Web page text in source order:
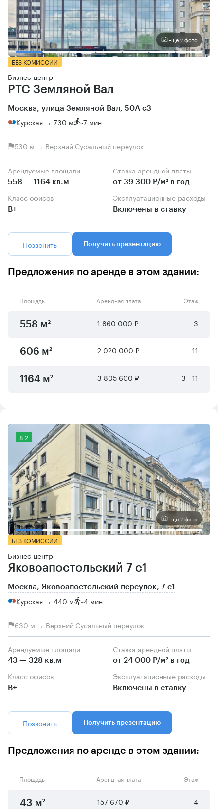
Еще 2 фото
БЕЗ КОМИССИИ
Бизнес-центр
РТС Земляной Вал
Москва, улица Земляной Вал, 50А с3
Курская → 730 м ~7 мин
530 м → Верхний Сусальный переулок
Арендуемые площади
558 — 1164 кв.м
Ставка арендной платы
от 39 300 Р/м² в год
Класс офисов
B+
Эксплуатационные расходы
Включены в ставку
Позвонить Получить презентацию
Предложения по аренде в этом здании:
Площадь Арендная плата Этаж
558 м² 1 860 000 ₽ 3
606 м² 2 020 000 ₽ 11
1164 м² 3 805 600 ₽ 3 - 11
8.2
Еще 2 фото
БЕЗ КОМИССИИ
Бизнес-центр
Яковоапостольский 7 с1
Москва, Яковоапостольский переулок, 7 с1
Курская → 440 м ~4 мин
630 м → Верхний Сусальный переулок
Арендуемые площади
43 — 328 кв.м
Ставка арендной платы
от 24 000 Р/м² в год
Класс офисов
B+
Эксплуатационные расходы
Включены в ставку
Позвонить Получить презентацию
Предложения по аренде в этом здании:
Площадь Арендная плата Этаж
43 м² 157 670 ₽ 4